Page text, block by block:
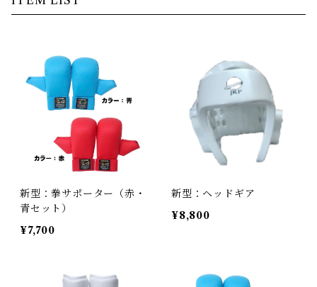
新型：拳サポーター（赤・
青セット）
¥7,700
新型：ヘッドギア
¥8,800